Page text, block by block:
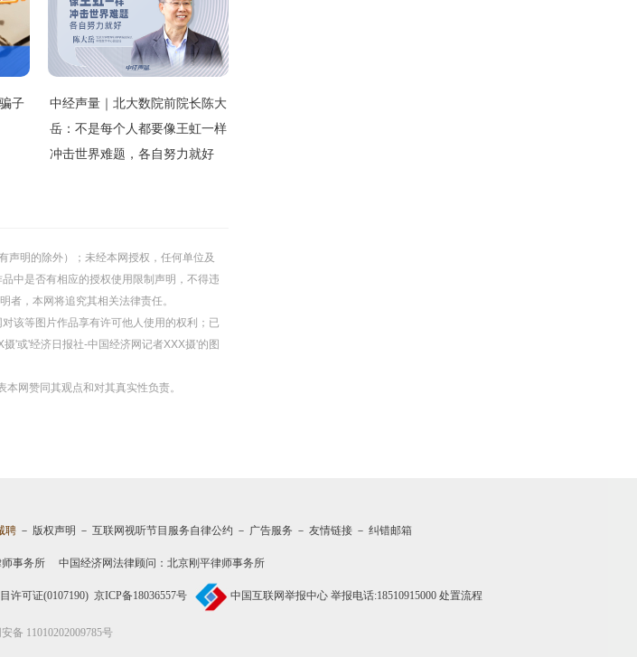
子
中经声量｜北大数院前院长陈大
岳：不是每个人都要像王虹一样
冲击世界难题，各自努力就好
声明的除外）；未经本网授权，任何单位及
中是否有相应的授权使用限制声明，不得违
者，本网将追究其相关法律责任。
该等图片作品享有许可他人使用的权利；已
'或'经济日报社-中国经济网记者XXX摄'的图
网赞同其观点和对其真实性负责。
聘 － 版权声明 － 互联网视听节目服务自律公约 － 广告服务 － 友情链接 － 纠错邮箱
事务所中国经济网法律顾问：北京刚平律师事务所
许可证(0107190) 京ICP备18036557号 中国互联网举报中心举报电话:18510915000 处置流程
备 11010202009785号